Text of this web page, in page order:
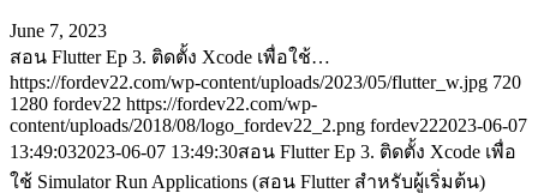
June 7, 2023
สอน Flutter Ep 3. ติดตั้ง Xcode เพื่อใช้…
https://fordev22.com/wp-content/uploads/2023/05/flutter_w.jpg 720
1280 fordev22 https://fordev22.com/wp-
content/uploads/2018/08/logo_fordev22_2.png fordev222023-06-07
13:49:032023-06-07 13:49:30สอน Flutter Ep 3. ติดตั้ง Xcode เพื่อ
ใช้ Simulator Run Applications (สอน Flutter สำหรับผู้เริ่มต้น)